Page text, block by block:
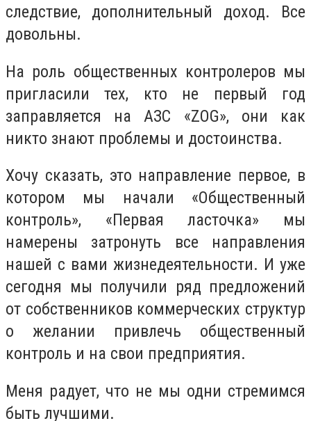
следствие, дополнительный доход. Все
довольны.
На роль общественных контролеров мы
пригласили тех, кто не первый год
заправляется на АЗС «ZOG», они как
никто знают проблемы и достоинства.
Хочу сказать, это направление первое, в
котором мы начали «Общественный
контроль», «Первая ласточка» мы
намерены затронуть все направления
нашей с вами жизнедеятельности. И уже
сегодня мы получили ряд предложений
от собственников коммерческих структур
о желании привлечь общественный
контроль и на свои предприятия.
Меня радует, что не мы одни стремимся
быть лучшими.